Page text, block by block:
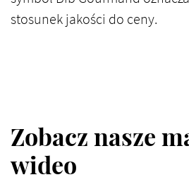
stosunek jakości do ceny.
Zobacz nasze
wideo